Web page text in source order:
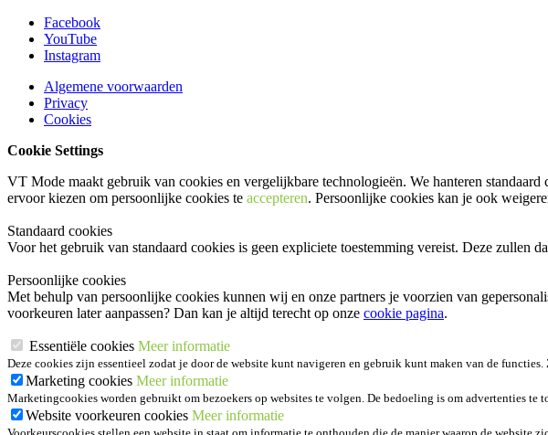
Facebook
YouTube
Instagram
Algemene voorwaarden
Privacy
Cookies
Cookie Settings
VT Mode maakt gebruik van cookies en vergelijkbare technologieën. We hanteren
ervoor kiezen om persoonlijke cookies te accepteren. Persoonlijke cookies kan je ook
Standaard cookies
Voor het gebruik van standaard cookies is geen expliciete toestemming vereist. Deze zullen
Persoonlijke cookies
Met behulp van persoonlijke cookies kunnen wij en onze partners je voorzien van
voorkeuren later aanpassen? Dan kan je altijd terecht op onze cookie pagina.
Essentiële cookies Meer informatie
Deze cookies zijn essentieel zodat je door de website kunt navigeren en gebruik kunt maken van de
Marketing cookies Meer informatie
Marketingcookies worden gebruikt om bezoekers op websites te volgen. De bedoeling is om advertenties
Website voorkeuren cookies Meer informatie